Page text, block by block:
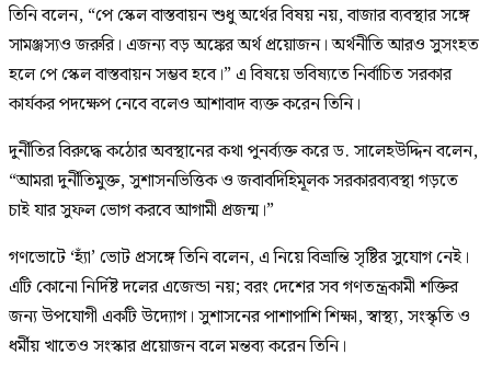
তিনি বলেন, “পে স্কেল বাস্তবায়ন শুধু অর্থের বিষয় নয়, বাজার ব্যবস্থার সঙ্গে
সামঞ্জস্যও জরুরি। এজন্য বড় অঙ্কের অর্থ প্রয়োজন। অর্থনীতি আরও সুসংহত
হলে পে স্কেল বাস্তবায়ন সম্ভব হবে।” এ বিষয়ে ভবিষ্যতে নির্বাচিত সরকার
কার্যকর পদক্ষেপ নেবে বলেও আশাবাদ ব্যক্ত করেন তিনি।
দুর্নীতির বিরুদ্ধে কঠোর অবস্থানের কথা পুনর্ব্যক্ত করে ড. সালেহউদ্দিন বলেন,
“আমরা দুর্নীতিমুক্ত, সুশাসনভিত্তিক ও জবাবদিহিমূলক সরকারব্যবস্থা গড়তে
চাই যার সুফল ভোগ করবে আগামী প্রজন্ম।”
গণভোটে ‘হ্যাঁ’ ভোট প্রসঙ্গে তিনি বলেন, এ নিয়ে বিভ্রান্তি সৃষ্টির সুযোগ নেই।
এটি কোনো নির্দিষ্ট দলের এজেন্ডা নয়; বরং দেশের সব গণতন্ত্রকামী শক্তির
জন্য উপযোগী একটি উদ্যোগ। সুশাসনের পাশাপাশি শিক্ষা, স্বাস্থ্য, সংস্কৃতি ও
ধর্মীয় খাতেও সংস্কার প্রয়োজন বলে মন্তব্য করেন তিনি।